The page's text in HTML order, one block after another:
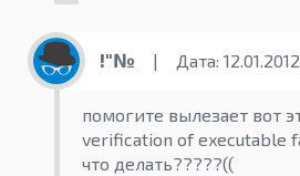
!"№ | Дата:
помогите вылезает вот
verification of executable
что делать?????((